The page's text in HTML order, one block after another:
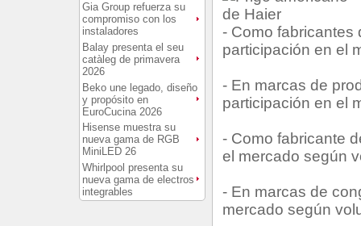
Gia Group refuerza su
compromiso con los
instaladores
Balay presenta el seu
catàleg de primavera
2026
Beko une legado, diseño
y propósito en
EuroCucina 2026
Hisense muestra su
nueva gama de RGB
MiniLED 26
Whirlpool presenta su
nueva gama de electros
integrables
- Como fabricantes
participación en el
- En marcas de
participación en el
- Como fabricante
el mercado según
- En marcas de
mercado según